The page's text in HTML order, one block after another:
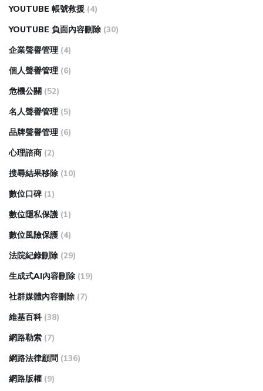
YOUTUBE 帳號救援 (4)
YOUTUBE 負面內容刪除 (30)
企業聲譽管理 (4)
個人聲譽管理 (6)
危機公關 (52)
名人聲譽管理 (5)
品牌聲譽管理 (6)
心理諮商 (2)
搜尋結果移除 (10)
數位口碑 (1)
數位隱私保護 (1)
數位風險保護 (4)
法院紀錄刪除 (29)
生成式AI內容刪除 (19)
社群媒體內容刪除 (7)
維基百科 (38)
網路勒索 (7)
網路法律顧問 (136)
網路版權 (9)